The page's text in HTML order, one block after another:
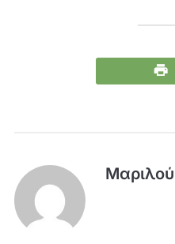
Μαριλού